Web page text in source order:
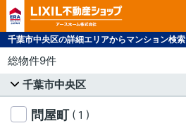
千葉市中央区の詳細エリアからマンション検索
総物件9件
千葉市中央区
問屋町 ( 1 )